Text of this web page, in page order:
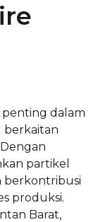
dalam
berkaitan
partikel
berkontribusi
produksi.
Barat,